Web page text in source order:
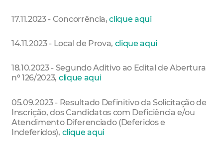
17.11.2023 - Concorrência,clique aqui
14.11.2023 - Local de Prova, clique aqui
18.10.2023 - Segundo Aditivo ao Edital de Abertura
nº 126/2023, clique aqui
05.09.2023 - Resultado Definitivo da Solicitação de
Inscrição, dos Candidatos com Deficiência e/ou
Atendimento Diferenciado (Deferidos e
Indeferidos), clique aqui